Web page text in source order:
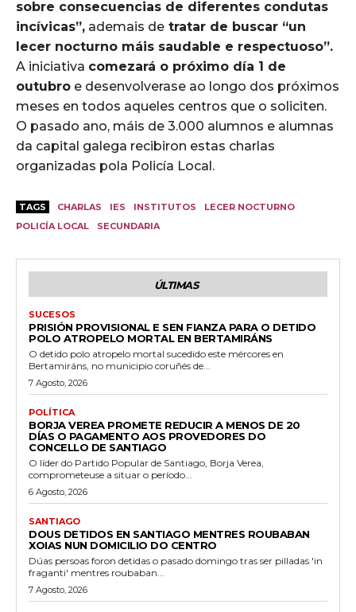
sobre consecuencias de diferentes condutas
incívicas”, ademais de tratar de buscar “un
lecer nocturno máis saudable e respectuoso”.
A iniciativa comezará o próximo día 1 de
outubro e desenvolverase ao longo dos próximos
meses en todos aqueles centros que o soliciten.
O pasado ano, máis de 3.000 alumnos e alumnas
da capital galega recibiron estas charlas
organizadas pola Policía Local.
TAGS CHARLAS IES INSTITUTOS
LECER NOCTURNO
POLICÍA LOCAL
SECUNDARIA
ÚLTIMAS
SUCESOS
PRISIÓN PROVISIONAL E SEN FIANZA PARA O DETIDO
POLO ATROPELO MORTAL EN BERTAMIRÁNS
O detido polo atropelo mortal sucedido este mércores en
Bertamiráns, no municipio coruñés de...
7 Agosto, 2026
POLÍTICA
BORJA VEREA PROMETE REDUCIR A MENOS DE 20
DÍAS O PAGAMENTO AOS PROVEDORES DO
CONCELLO DE SANTIAGO
O líder do Partido Popular de Santiago, Borja Verea,
comprometeuse a situar o período...
6 Agosto, 2026
SANTIAGO
DOUS DETIDOS EN SANTIAGO MENTRES ROUBABAN
XOIAS NUN DOMICILIO DO CENTRO
Dúas persoas foron detidas o pasado domingo tras ser pilladas 'in
fraganti' mentres roubaban...
7 Agosto, 2026